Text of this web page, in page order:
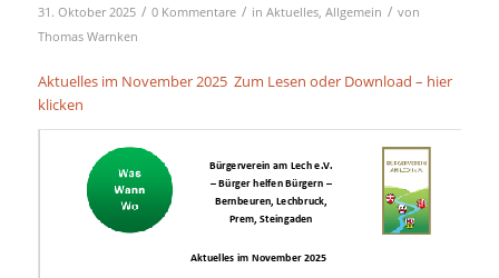
31. Oktober 2025 / 0 Kommentare / in Aktuelles, Allgemein / von
Thomas Warnken
Aktuelles im November 2025 Zum Lesen oder Download – hier
klicken